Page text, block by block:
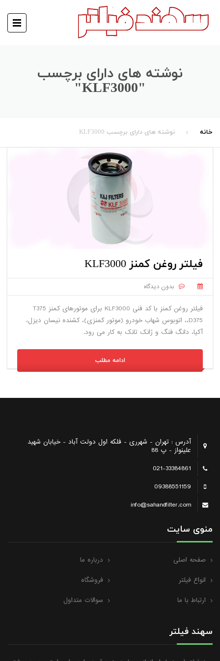
نوشته های دارای برچسب
"KLF3000"
خانه نوشته های دارای برچسب KLF3000
فیلتر روغن کمنز KLF3000
بدون دیدگاه
فیلتر روغن کمنز با کد فنی KLF3000 برای موتورهای کمنز T375
،D375، اتوبوس شهاب خودرو (موتور کمنزی)، کشنده نیسان دیزل،
آکیا، دانگ فنگ و ژانک تانک به کار می رود.
ادامه مطلب
آدرس : تهران - شهرری - فلکه اول دولت آباد - خیابان شهید
علینواز - پ 88
021-33384861
09388551159
info@sahandfilter.com
منوی سایت
صفحه اصلی درباره ما
انواع فیلتر فروشگاه
ارتباط با ما سوالات متداول
سهند فیلتر